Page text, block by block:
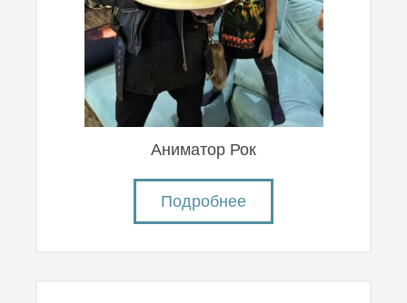
Аниматор Рок
Подробнее